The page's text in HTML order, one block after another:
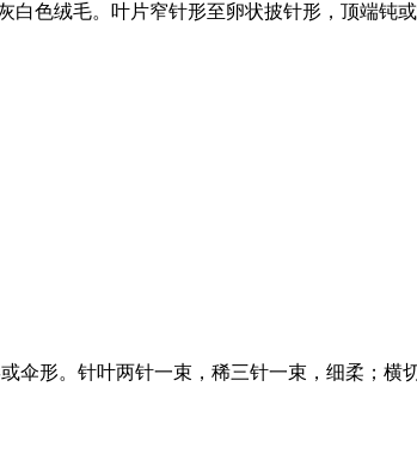
色绒毛。叶片窄针形至卵状披针形，顶端钝
形。针叶两针一束，稀三针一束，细柔；横